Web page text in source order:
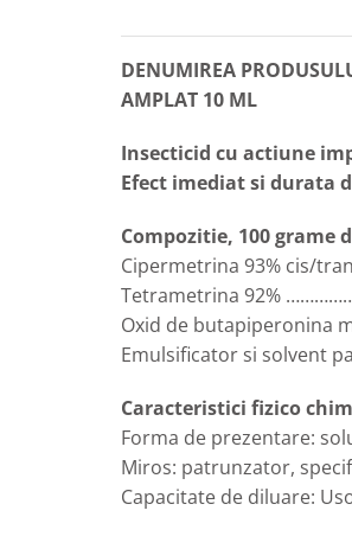
DENUMIREA
AMPLAT 10 ML
Insecticid cu actiune
Efect imediat si durata
Compozitie, 100 grame
Cipermetrina 93% cis/
Tetrametrina 92%
Oxid de butapiperonina
Emulsificator si solvent
Caracteristici fizico
Forma de prezentare:
Miros: patrunzator,
Capacitate de diluare: